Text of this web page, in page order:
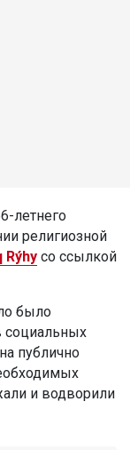
летнего
религиозной
Rýhy со ссылкой
было
социальных
публично
и водворили